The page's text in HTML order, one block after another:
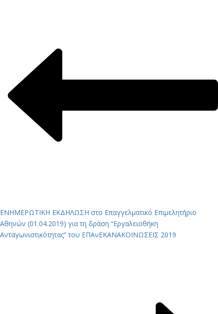
ΕΝΗΜΕΡΩΤΙΚΗ ΕΚΔΗΛΩΣΗ στο Επαγγελματικό Επιμελητήριο
Αθηνών (01.04.2019) για τη δράση “Εργαλειοθήκη
Ανταγωνιστικότητας” του ΕΠΑνΕΚΑΝΑΚΟΙΝΩΣΕΙΣ 2019